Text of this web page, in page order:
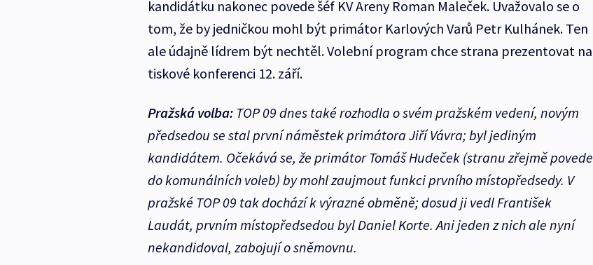
kandidátku nakonec povede šéf KV Areny Roman Maleček. Uvažovalo se o
tom, že by jedničkou mohl být primátor Karlových Varů Petr Kulhánek. Ten
ale údajně lídrem být nechtěl. Volební program chce strana prezentovat na
tiskové konferenci 12. září.
Pražská volba:TOP 09 dnes také rozhodla o svém pražském vedení, novým
předsedou se stal první náměstek primátora Jiří Vávra; byl jediným
kandidátem. Očekává se, že primátor Tomáš Hudeček (stranu zřejmě povede
do komunálních voleb) by mohl zaujmout funkci prvního místopředsedy. V
pražské TOP 09 tak dochází k výrazné obměně; dosud ji vedl František
Laudát, prvním místopředsedou byl Daniel Korte. Ani jeden z nich ale nyní
nekandidoval, zabojují o sněmovnu.